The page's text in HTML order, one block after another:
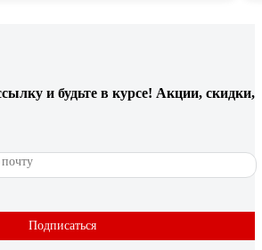
и будьте в курсе! Акции, скидки,
Подписаться